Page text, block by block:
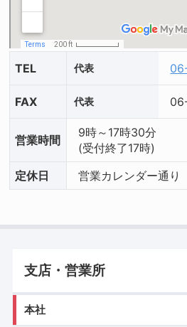
TEL 代表
FAX 代表
営業時間
9時～17時30分
(受付終了17時)
定休日
営業カレンダー通り
支店・営業所
本社